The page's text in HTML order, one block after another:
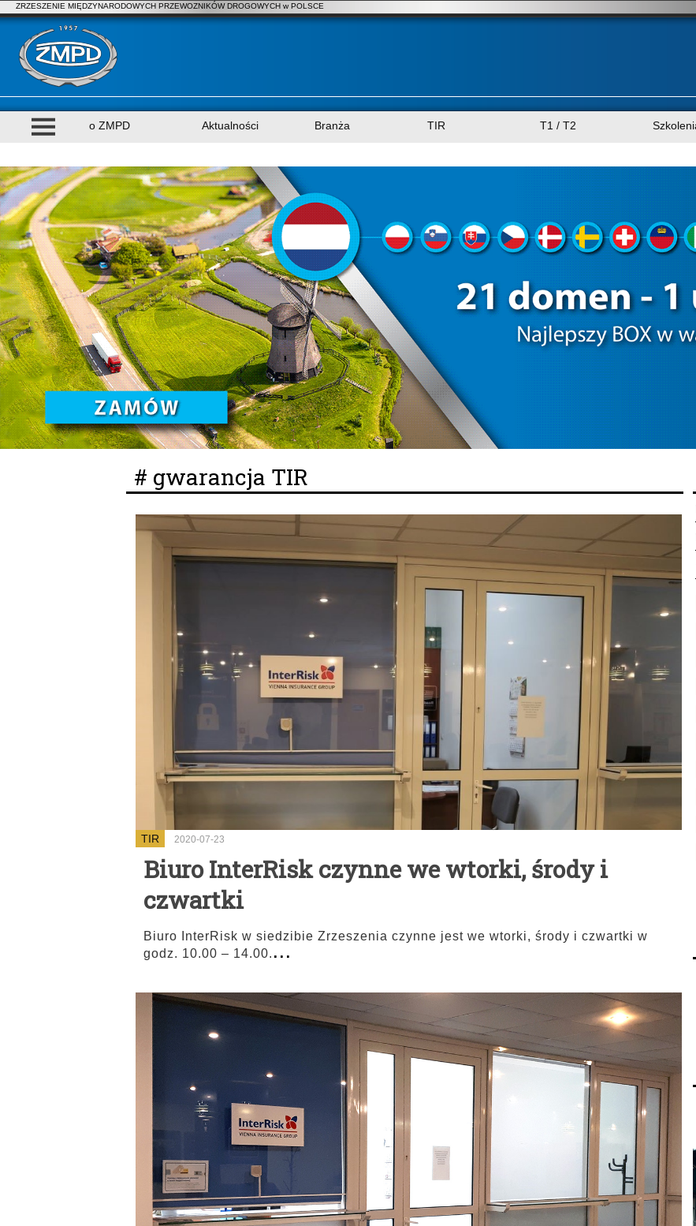
ZRZESZENIE MIĘDZYNARODOWYCH PRZEWOZNIKÓW DROGOWYCH w POLSCE
o ZMPD Aktualności Branża TIR T1 / T2
# gwarancja TIR
TIR 2020-07-23
Biuro InterRisk czynne we wtorki, środy i
czwartki
Biuro InterRisk w siedzibie Zrzeszenia czynne jest we wtorki, środy i czwartki w
godz. 10.00 – 14.00....